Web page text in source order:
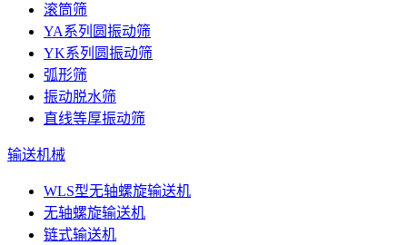
滚筒筛
YA系列圆振动筛
YK系列圆振动筛
弧形筛
振动脱水筛
直线等厚振动筛
输送机械
WLS型无轴螺旋输送机
无轴螺旋输送机
链式输送机